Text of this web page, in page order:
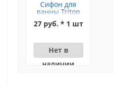
Сифон для
ванны Triton
(цепочка)
27 руб. * 1 шт
Нет в
наличии